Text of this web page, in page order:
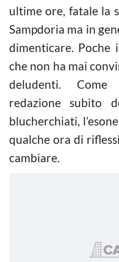
ultime ore, fatale la
Sampdoria ma in
dimenticare. Poche
che non ha mai
deludenti.
redazione subito
blucherchiati,
qualche ora di
cambiare.